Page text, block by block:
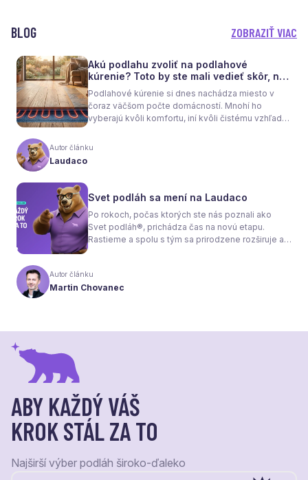
BLOG ZOBRAZIŤ VIAC
Akú podlahu zvoliť na podlahové
kúrenie? Toto by ste mali vedieť skôr, než
sa rozhodnete
Podlahové kúrenie si dnes nachádza miesto v
čoraz väčšom počte domácností. Mnohí ho
vyberajú kvôli komfortu, iní kvôli čistému vzhľadu
nielen na pocit tepla v miestnosti, ale aj na
spotrebu energie a celkové fungovanie kúrenia.
Autor článku
Laudaco
Svet podláh sa mení na Laudaco
Po rokoch, počas ktorých ste nás poznali ako
Svet podláh®, prichádza čas na novú etapu.
Rastieme a spolu s tým sa prirodzene rozširuje aj
vizuálnou identitou. Naším cieľom je, aby každý
váš krok stál za to.
Autor článku
Martin Chovanec
ABY KAŽDÝ VÁŠ
KROK STÁL ZA TO
Najširší výber podláh široko-ďaleko